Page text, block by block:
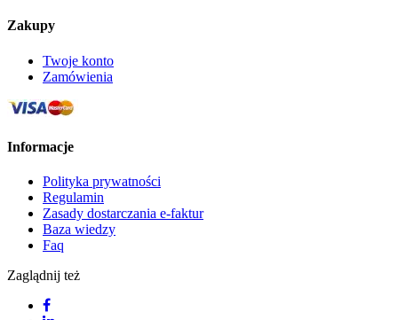
Zakupy
Twoje konto
Zamówienia
Informacje
Polityka prywatności
Regulamin
Zasady dostarczania e-faktur
Baza wiedzy
Faq
Zaglądnij też